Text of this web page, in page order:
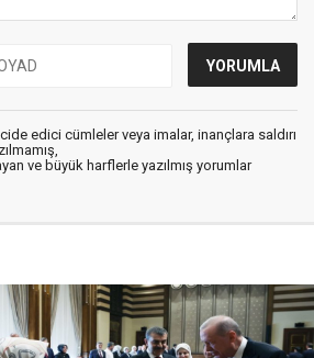
edici cümleler veya imalar, inançlara saldırı
ve büyük harflerle yazılmış yorumlar